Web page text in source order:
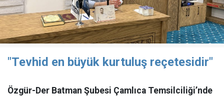
"Tevhid en büyük kurtuluş reçetesidir"
Özgür-Der Batman Şubesi Çamlıca Temsilciliği’nde